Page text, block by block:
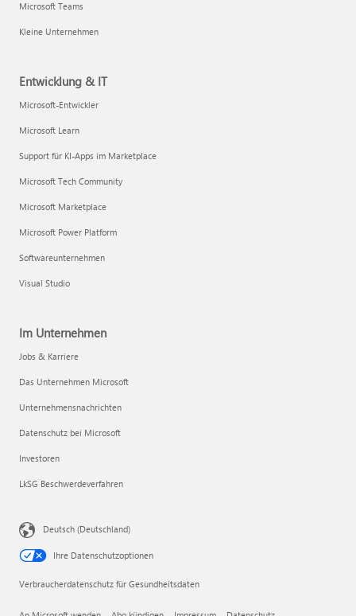
Microsoft Teams
Kleine Unternehmen
Entwicklung & IT
Microsoft-Entwickler
Microsoft Learn
Support für KI-Apps im Marketplace
Microsoft Tech Community
Microsoft Marketplace
Microsoft Power Platform
Softwareunternehmen
Visual Studio
Im Unternehmen
Jobs & Karriere
Das Unternehmen Microsoft
Unternehmensnachrichten
Datenschutz bei Microsoft
Investoren
LkSG Beschwerdeverfahren
Deutsch (Deutschland)
Ihre Datenschutzoptionen
Verbraucherdatenschutz für Gesundheitsdaten